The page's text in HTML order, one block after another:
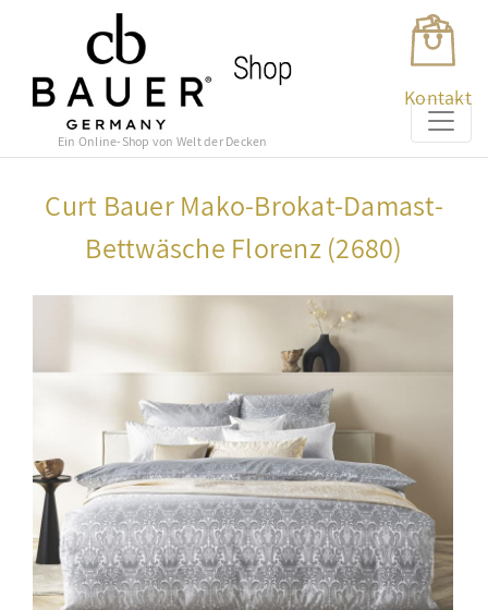
Ein Online-Shop von Welt der Decken
Kontakt
Curt Bauer Mako-Brokat-Damast-
Bettwäsche Florenz (2680)